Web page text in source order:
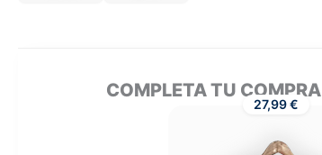
COMPLETA TU COMPRA
27,99 €